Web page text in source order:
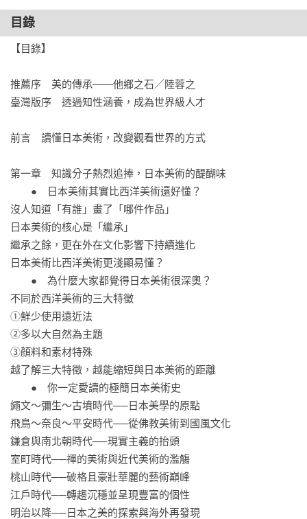
不懂）
本書作者秋元雄史，現任日本最高藝術殿堂「東京藝術大學」
他說：「大家都誤會了，日本美術其實比西洋美術還要好
懂！」
秋元雄史以日本美術史演進為基礎，教你分析名作繪製技巧、
更以25件作品為例，透過通俗但又精闢的圖文解說，
深入淺出地介紹繩文～明治以降的東洋美學變革。
◎來自東京藝大美術館長的日本美術鑑賞術：一張圖兩步驟
步驟一／從作品表現鑑賞：看懂繪圖技巧、色彩與主題等。
步驟二／從歷史背景鑑賞：理解創作當時的社會與思想背景
等。
有別於西洋美術以「革命」為核心；日本美術則重視「繼
承」。
一位畫師或工匠師承何人，將會徹底影響其作品樣貌與風格，
並為後世代代繼承（例如室町～明治的狩野派，歷史超過400
年），
此即東西美術之間的最大差異。
此外，日本美術之所以給人深奧難懂的印象，原因有三：
鮮少使用遠近法、多以大自然為主題、顏料與素材特殊。
所有的創作皆建立在「幻想」上，現實形狀不重要，畫出心象
才關鍵。
目錄
【目錄】
推薦序　美的傳承——他鄉之石／陸蓉之
臺灣版序　透過知性涵養，成為世界級人才
前言　讀懂日本美術，改變觀看世界的方式
第一章　知識分子熱烈追捧，日本美術的醍醐味
●　日本美術其實比西洋美術還好懂？
沒人知道「有誰」畫了「哪件作品」
日本美術的核心是「繼承」
繼承之餘，更在外在文化影響下持續進化
日本美術比西洋美術更淺顯易懂？
●　為什麼大家都覺得日本美術很深奧？
不同於西洋美術的三大特徵
①鮮少使用遠近法
②多以大自然為主題
③顏料和素材特殊
越了解三大特徵，越能縮短與日本美術的距離
●　你一定愛讀的極簡日本美術史
繩文～彌生～古墳時代──日本美學的原點
飛鳥～奈良～平安時代──從佛教美術到國風文化
鎌倉與南北朝時代──現實主義的抬頭
室町時代──禪的美術與近代美術的濫觴
桃山時代──破格且豪壯華麗的藝術巔峰
江戶時代──轉趨沉穩並呈現豐富的個性
明治以降──日本之美的探索與海外再發現